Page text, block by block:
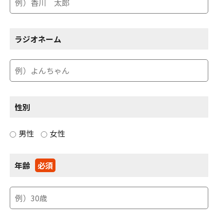
ラジオネーム
性別
男性 女性
年齢 必須